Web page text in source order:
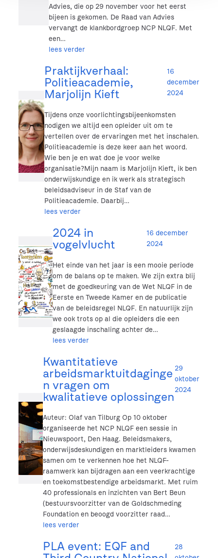
Advies, die op 29 november voor het eerst
bijeen is gekomen. De Raad van Advies
vervangt de klankbordgroep NCP NLQF. Met
een…
lees verder
Praktijkverhaal:
Politieacademie,
Marjolijn Kieft
16
december
2024
Tijdens onze voorlichtingsbijeenkomsten
nodigen we altijd een opleider uit om te
vertellen over de ervaringen met het inschalen.
Politieacademie is deze keer aan het woord.
Wie ben je en wat doe je voor welke
organisatie?Mijn naam is Marjolijn Kieft, ik ben
onderwijskundige en ik werk als strategisch
beleidsadviseur in de Staf van de
Politieacademie. Daarbij…
lees verder
2024 in
vogelvlucht
16 december
2024
Het einde van het jaar is een mooie periode
om de balans op te maken. We zijn extra blij
met de goedkeuring van de Wet NLQF in de
Eerste en Tweede Kamer en de publicatie
van de beleidsregel NLQF. En natuurlijk zijn
we ook trots op al die opleiders die een
geslaagde inschaling achter de…
lees verder
Kwantitatieve
arbeidsmarktuitdaginge
n vragen om
kwalitatieve oplossingen
29
oktober
2024
Auteur: Olaf van Tilburg Op 10 oktober
organiseerde het NCP NLQF een sessie in
Nieuwspoort, Den Haag. Beleidsmakers,
onderwijsdeskundigen en marktleiders kwamen
samen om te verkennen hoe het NLQF-
raamwerk kan bijdragen aan een veerkrachtige
en toekomstbestendige arbeidsmarkt. Met ruim
40 professionals en inzichten van Bert Beun
(bestuursvoorzitter van de Goldschmeding
Foundation en beoogd voorzitter raad…
lees verder
PLA event: EQF and
28